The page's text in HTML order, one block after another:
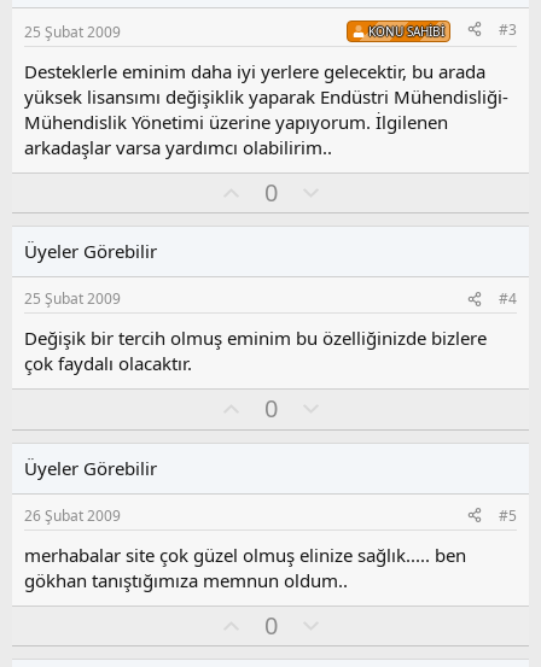
s
u
z
o
y
l
a
25 Şubat 2009 KONU SAHIBI #3
Desteklerle eminim daha iyi yerlere gelecektir, bu arada
yüksek lisansımı değişiklik yaparak Endüstri Mühendisliği-
Mühendislik Yönetimi üzerine yapıyorum. İlgilenen
arkadaşlar varsa yardımcı olabilirim..
y
0
l
s
u
z
y
a
Üyeler Görebilir
25 Şubat 2009 #4
Değişik bir tercih olmuş eminim bu özelliğinizde bizlere
çok faydalı olacaktır.
y
0
l
s
u
z
o
y
a
Üyeler Görebilir
26 Şubat 2009 #5
merhabalar site çok güzel olmuş elinize sağlık..... ben
gökhan tanıştığımıza memnun oldum..
y
0
l